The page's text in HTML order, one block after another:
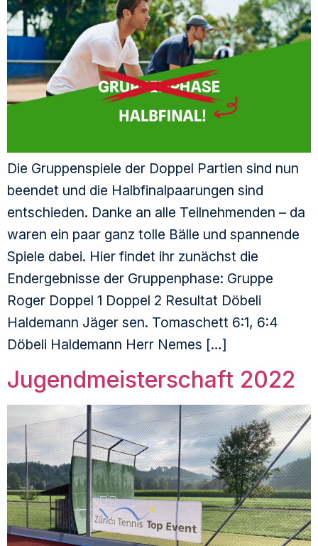
Die Gruppenspiele der Doppel Partien sind nun
beendet und die Halbfinalpaarungen sind
entschieden. Danke an alle Teilnehmenden – da
waren ein paar ganz tolle Bälle und spannende
Spiele dabei. Hier findet ihr zunächst die
Endergebnisse der Gruppenphase: Gruppe
Roger Doppel 1 Doppel 2 Resultat Döbeli
Haldemann Jäger sen. Tomaschett 6:1, 6:4
Döbeli Haldemann Herr Nemes […]
Jugendmeisterschaft 2022